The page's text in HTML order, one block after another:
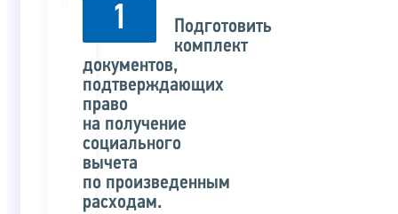
1
Подготовить
комплект
документов,
подтверждающих
право
на получение
социального
вычета
по произведенным
расходам.